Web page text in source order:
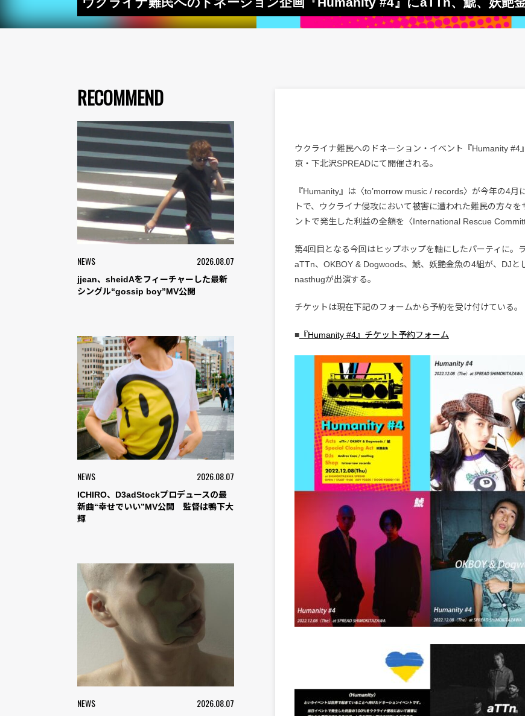
RECOMMEND
NEWS 2026.08.07
jjean、sheidAをフィーチャーした最新
シングル“gossip boy”MV公開
NEWS 2026.08.07
ICHIRO、D3adStockプロデュースの最
新曲“幸せでいい”MV公開 監督は鴨下大
輝
NEWS 2026.08.07
ウクライナ難民へのドネーション・イベント『Humanity #4
京・下北沢SPREADにて開催される。
『Humanity』は〈to’morrow music / records〉が今年の4月
トで、ウクライナ侵攻において被害に遭われた難民の方々
ントで発生した利益の全額を〈International Rescue
第4回目となる今回はヒップホップを軸にしたパーティに。
aTTn、OKBOY & Dogwoods、鯱、妖艶金魚の4組が、DJと
nasthugが出演する。
チケットは現在下記のフォームから予約を受け付けている。
■ 『Humanity #4』チケット予約フォーム